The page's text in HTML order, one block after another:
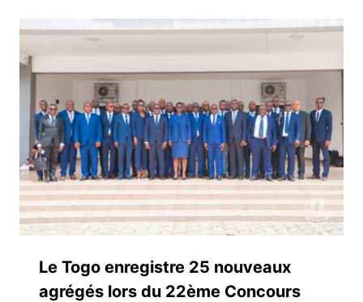
Le Togo enregistre 25 nouveaux
agrégés lors du 22ème Concours